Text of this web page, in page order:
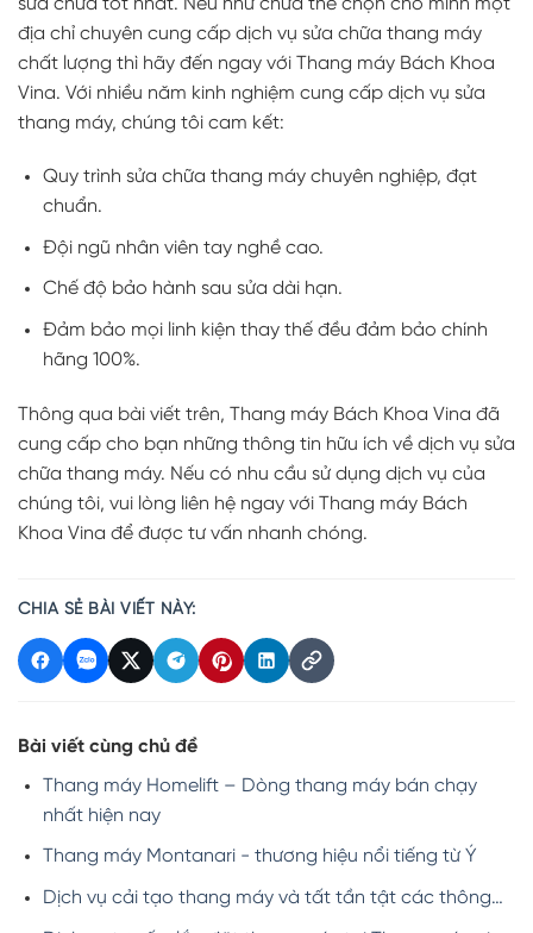
địa chỉ chuyên cung cấp dịch vụ sửa chữa thang máy
chất lượng thì hãy đến ngay với Thang máy Bách Khoa
Vina. Với nhiều năm kinh nghiệm cung cấp dịch vụ sửa
thang máy, chúng tôi cam kết:
Quy trình sửa chữa thang máy chuyên nghiệp, đạt
chuẩn.
Đội ngũ nhân viên tay nghề cao.
Chế độ bảo hành sau sửa dài hạn.
Đảm bảo mọi linh kiện thay thế đều đảm bảo chính
hãng 100%.
Thông qua bài viết trên, Thang máy Bách Khoa Vina đã
cung cấp cho bạn những thông tin hữu ích về dịch vụ sửa
chữa thang máy. Nếu có nhu cầu sử dụng dịch vụ của
chúng tôi, vui lòng liên hệ ngay với Thang máy Bách
Khoa Vina để được tư vấn nhanh chóng.
CHIA SẺ BÀI VIẾT NÀY:
Bài viết cùng chủ đề
Thang máy Homelift – Dòng thang máy bán chạy
nhất hiện nay
Thang máy Montanari - thương hiệu nổi tiếng từ Ý
Dịch vụ cải tạo thang máy và tất tần tật các thông…